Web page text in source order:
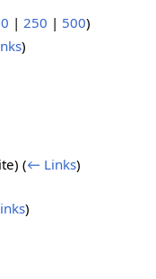
| 250 | 500)
)
(← Links)
)